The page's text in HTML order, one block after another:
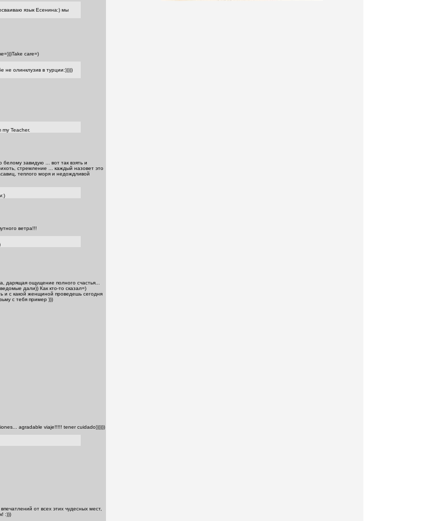
язык Есенина:) мы
care=)
не олинклузив в турции:)))))
Teacher.
завидую ... вот так взять и
стремление ... каждый назовет это
теплого моря и недождливой
ветра!!!
дарящая ощущение полного счастья...
дали)) Как кто-то сказал=)
и с какой женщиной проведешь сегодня
с тебя пример )))
agradable viaje!!!!! tener cuidado))))))
от всех этих чудесных мест,
:)))